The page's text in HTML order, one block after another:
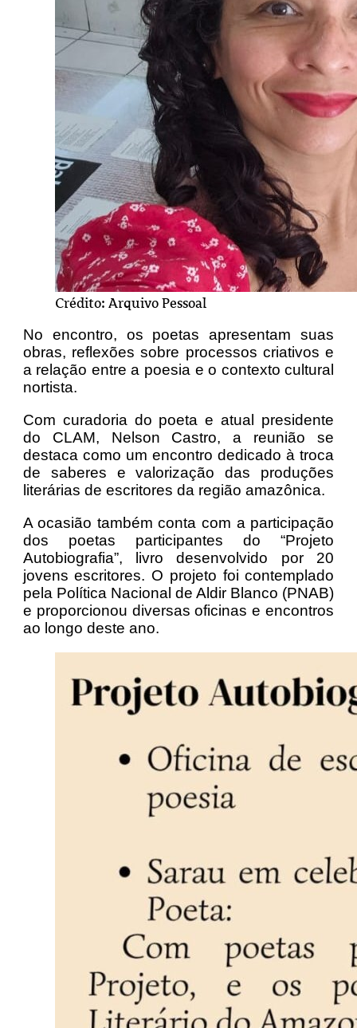
Crédito: Arquivo Pessoal
No encontro, os poetas apresentam suas
obras, reflexões sobre processos criativos e
a relação entre a poesia e o contexto cultural
nortista.
Com curadoria do poeta e atual presidente
do CLAM, Nelson Castro, a reunião se
destaca como um encontro dedicado à troca
de saberes e valorização das produções
literárias de escritores da região amazônica.
A ocasião também conta com a participação
dos poetas participantes do “Projeto
Autobiografia”, livro desenvolvido por 20
jovens escritores. O projeto foi contemplado
pela Política Nacional de Aldir Blanco (PNAB)
e proporcionou diversas oficinas e encontros
ao longo deste ano.